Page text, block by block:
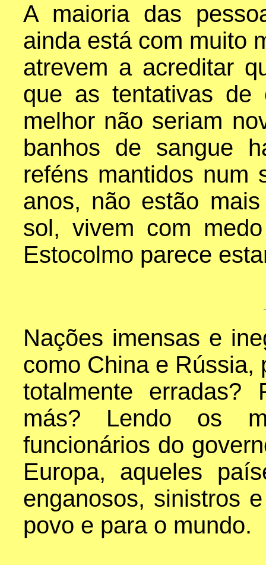
A maioria das
ainda está com muito
atrevem a acreditar
que as tentativas de
melhor não seriam
banhos de sangue
reféns mantidos num
anos, não estão
sol, vivem com
Estocolmo parece
Nações imensas e
como China e Rússia,
totalmente erradas?
más? Lendo os
funcionários do
Europa, aqueles
enganosos, sinistros
povo e para o mundo.